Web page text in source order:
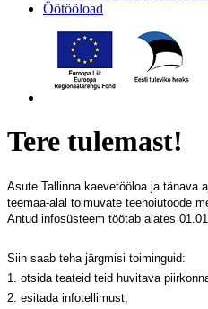
Öötööload
Tere tulemast!
Asute Tallinna kaevetööloa ja tänava
teemaa-alal toimuvate teehoiutööde
Antud infosüsteem töötab alates
Siin saab teha järgmisi toiminguid:
1. otsida teateid teid huvitava
2. esitada infotellimust;